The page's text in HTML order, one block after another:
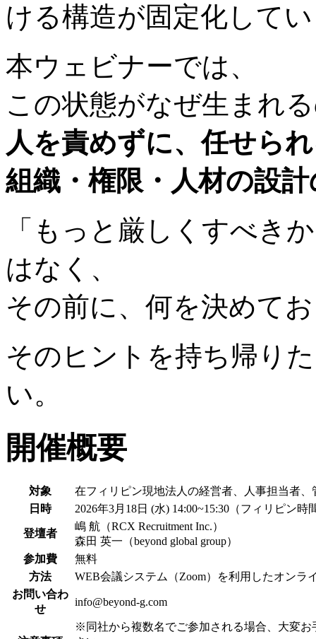
ける構造が固定化して
本ウェビナーでは、
この状態がなぜ生まれ
人を責めずに、任せら
組織・権限・人材の設
「もっと厳しくすべき
はなく、
その前に、何を決めて
そのヒントを持ち帰り
い。
開催概要
対象
在フィリピン現地法人の経営者、人事担当者、
日時
2026年3月18日 (水) 14:00~15:30（フィリピン時
登壇者
嶋 航（RCX Recruitment Inc.）
森田 英一（beyond global group）
参加費
無料
方法
WEB会議システム（Zoom）を利用したオンラ
お問い合わ
せ
info@beyond-g.com
※同社から複数名でご参加される場合、大変